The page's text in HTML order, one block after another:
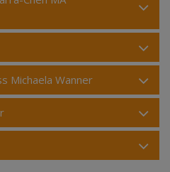
Michaela Wanner